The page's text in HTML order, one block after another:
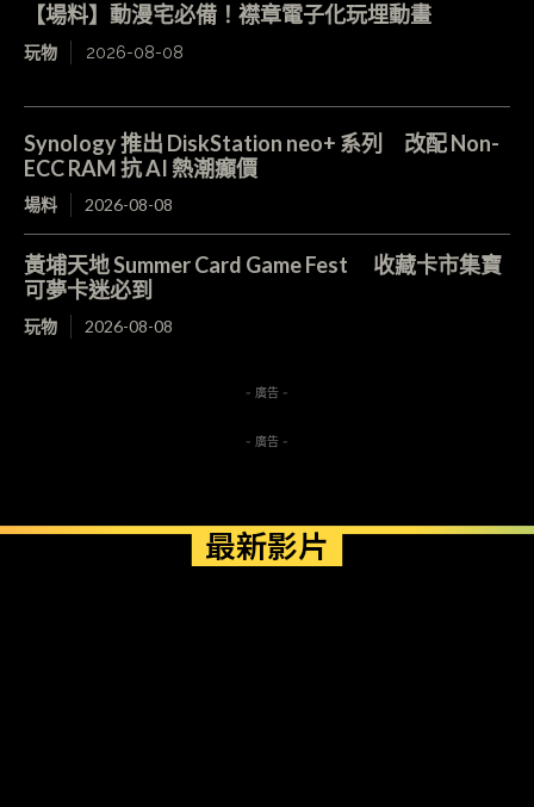
【場料】動漫宅必備！襟章電子化玩埋動畫
玩物 2026-08-08
Synology 推出 DiskStation neo+ 系列 改配 Non-
ECC RAM 抗 AI 熱潮癲價
場料 2026-08-08
黃埔天地 Summer Card Game Fest 收藏卡市集寶
可夢卡迷必到
玩物 2026-08-08
- 廣告 -
- 廣告 -
最新影片